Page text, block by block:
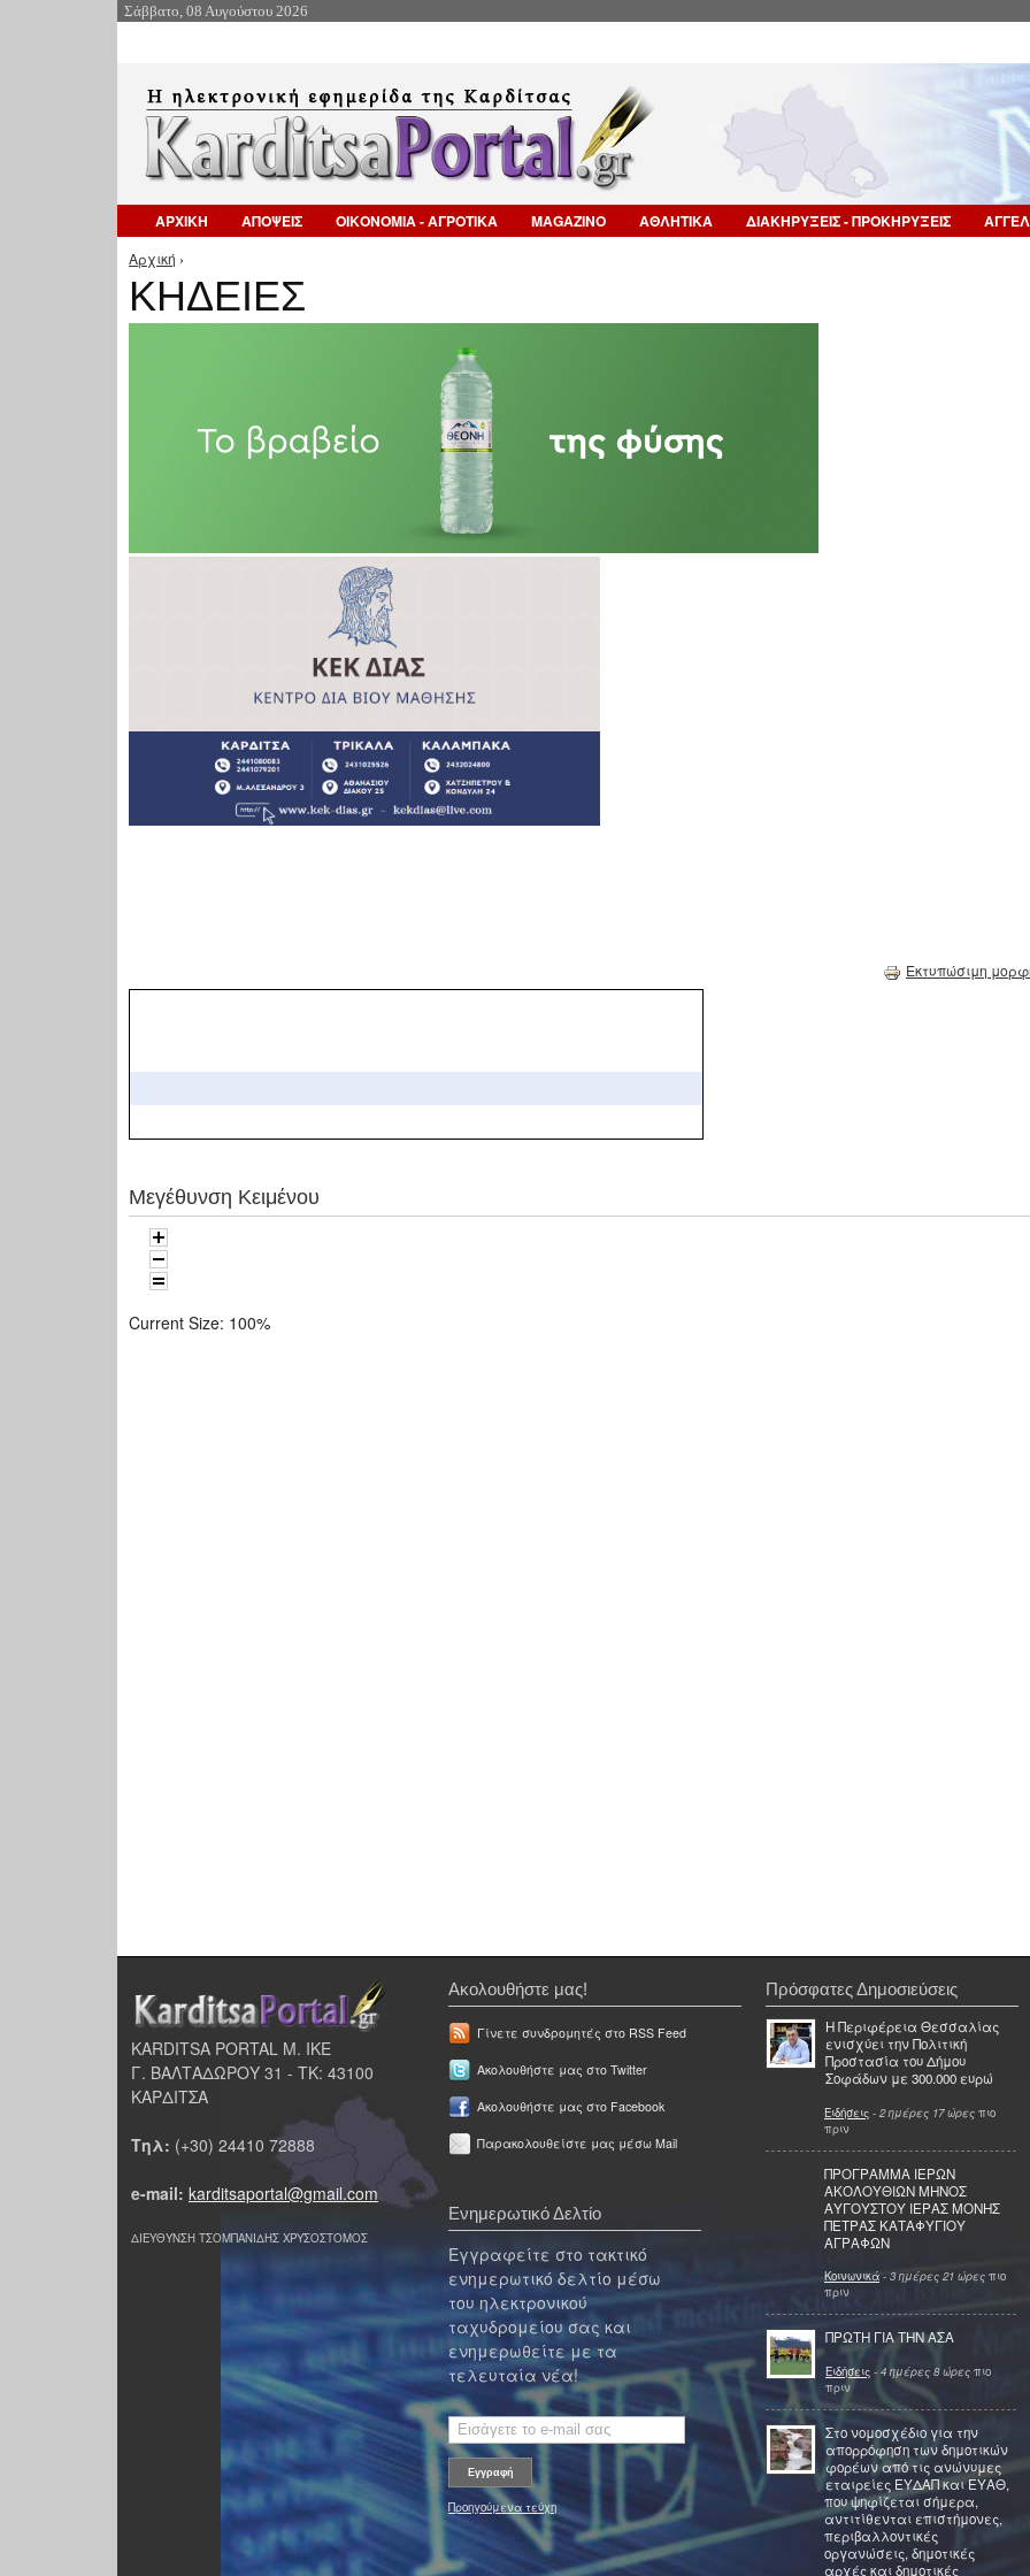
Σάββατο, 08 Αυγούστου 2026
ΑΡΧΙΚΗ ΑΠΟΨΕΙΣ ΟΙΚΟΝΟΜΙΑ - ΑΓΡΟΤΙΚΑ MAGAZINO ΑΘΛΗΤΙΚΑ ΔΙΑΚΗΡΥΞΕΙΣ - ΠΡΟΚΗΡΥΞΕΙΣ
Είστε εδώ
Αρχική ›
ΚΗΔΕΙΕΣ
Εκτυπώσιμη
Μεγέθυνση Κειμένου
Current Size: 100%
KARDITSA PORTAL Μ. ΙΚΕ
Γ. ΒΑΛΤΑΔΩΡΟΥ 31 - ΤΚ: 43100
ΚΑΡΔΙΤΣΑ
Τηλ: (+30) 24410 72888
e-mail: karditsaportal@gmail.com
ΔΙΕΥΘΥΝΣΗ ΤΣΟΜΠΑΝΙΔΗΣ ΧΡΥΣΟΣΤΟΜΟΣ
Ακολουθήστε μας!
Γίνετε συνδρομητές στο RSS Feed
Ακολουθήστε μας στο Twitter
Ακολουθήστε μας στο Facebook
Παρακολουθείστε μας μέσω Mail
Ενημερωτικό Δελτίο
Εγγραφείτε στο τακτικό
ενημερωτικό δελτίο μέσω
του ηλεκτρονικού
ταχυδρομείου σας και
ενημερωθείτε με τα
τελευταία νέα!
Προηγούμενα τεύχη
Πρόσφατες Δημοσιεύσεις
Η Περιφέρεια Θεσσαλίας
ενισχύει την Πολιτική
Προστασία του Δήμου
Σοφάδων με 300.000 ευρώ
Ειδήσεις - 2 ημέρες 17 ώρες πιο
πριν
ΠΡΟΓΡΑΜΜΑ ΙΕΡΩΝ
ΑΚΟΛΟΥΘΙΩΝ ΜΗΝΟΣ
ΑΥΓΟΥΣΤΟΥ ΙΕΡΑΣ ΜΟΝΗΣ
ΠΕΤΡΑΣ ΚΑΤΑΦΥΓΙΟΥ
ΑΓΡΑΦΩΝ
Κοινωνικά - 3 ημέρες 21 ώρες πιο
πριν
ΠΡΩΤΗ ΓΙΑ ΤΗΝ ΑΣΑ
Ειδήσεις - 4 ημέρες 8 ώρες πιο
πριν
Στο νομοσχέδιο για την
απορρόφηση των δημοτικών
φορέων από τις ανώνυμες
εταιρείες ΕΥΔΑΠ και ΕΥΑΘ,
που ψηφίζεται σήμερα,
αντιτίθενται επιστήμονες,
περιβαλλοντικές
οργανώσεις, δημοτικές
αρχές και δημοτικές